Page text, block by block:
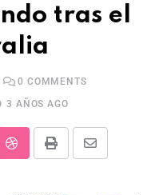
tras el
0 COMMENTS
3 AÑOS AGO